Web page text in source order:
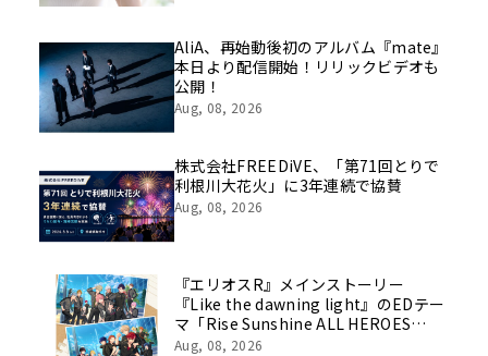
AliA、再始動後初のアルバム『mate』
本日より配信開始！リリックビデオも
公開！
Aug, 08, 2026
株式会社FREEDiVE、「第71回とりで
利根川大花火」に3年連続で協賛
Aug, 08, 2026
『エリオスR』メインストーリー
『Like the dawning light』のEDテー
マ「Rise Sunshine ALL HEROES
Ver.」がフルサイズ配信決定！
Aug, 08, 2026